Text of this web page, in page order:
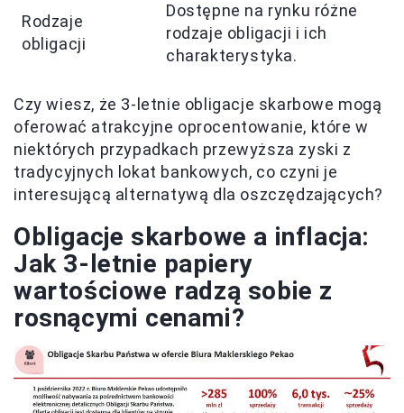
Rodzaje
obligacji
Dostępne na rynku różne
rodzaje obligacji i ich
charakterystyka.
Czy wiesz, że 3-letnie obligacje skarbowe mogą
oferować atrakcyjne oprocentowanie, które w
niektórych przypadkach przewyższa zyski z
tradycyjnych lokat bankowych, co czyni je
interesującą alternatywą dla oszczędzających?
Obligacje skarbowe a inflacja:
Jak 3-letnie papiery
wartościowe radzą sobie z
rosnącymi cenami?